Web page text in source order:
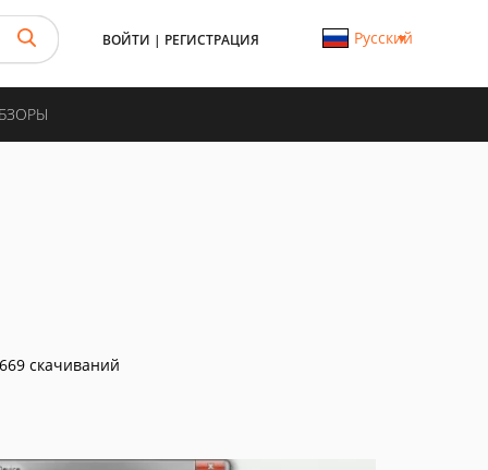
ВОЙТИ | РЕГИСТРАЦИЯ Русский
скачиваний